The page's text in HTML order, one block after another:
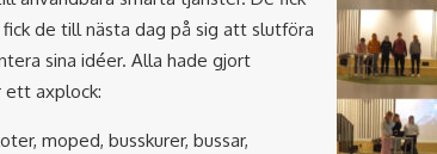
de till nästa dag på sig att slutföra
sina idéer. Alla hade gjort
ett axplock:
moped, busskurer, bussar,